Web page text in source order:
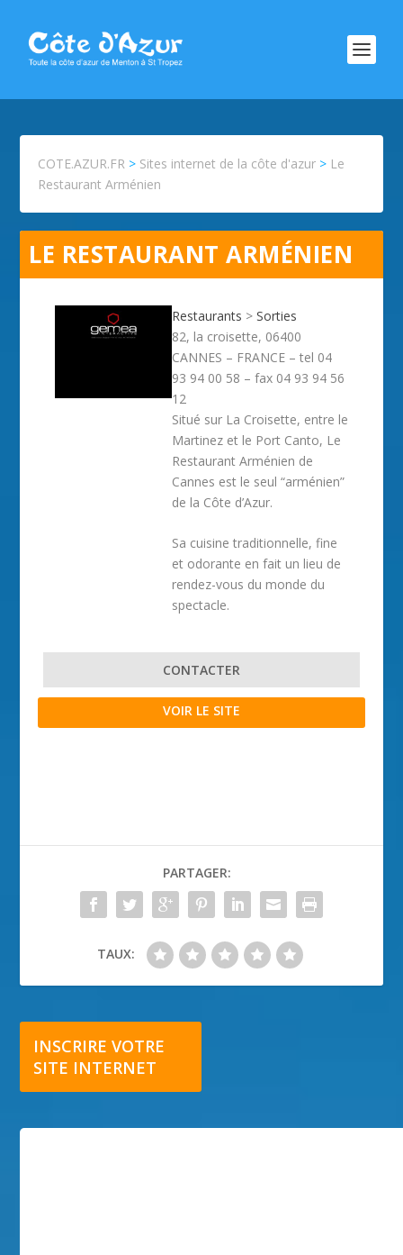
COTE.AZUR.FR > Sites internet de la côte d'azur > Le
Restaurant Arménien
LE RESTAURANT ARMÉNIEN
Restaurants >Sorties
82, la croisette, 06400
CANNES – FRANCE – tel 04
93 94 00 58 – fax 04 93 94 56
12
Situé sur La Croisette, entre le
Martinez et le Port Canto, Le
Restaurant Arménien de
Cannes est le seul “arménien”
de la Côte d’Azur.
Sa cuisine traditionnelle, fine
et odorante en fait un lieu de
rendez-vous du monde du
spectacle.
CONTACTER
VOIR LE SITE
PARTAGER:
TAUX:
INSCRIRE VOTRE
SITE INTERNET